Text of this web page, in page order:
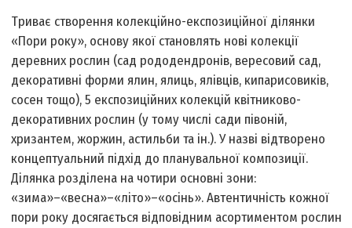
Триває створення колекційно-експозиційної ділянки
«Пори року», основу якої становлять нові колекції
деревних рослин (сад рододендронів, вересовий сад,
декоративні форми ялин, ялиць, ялівців, кипарисовиків,
сосен тощо), 5 експозиційних колекцій квітниково-
декоративних рослин (у тому числі сади півоній,
хризантем, жоржин, астильби та ін.). У назві відтворено
концептуальний підхід до планувальної композиції.
Ділянка розділена на чотири основні зони:
«зима»–«весна»–«літо»–«осінь». Автентичність кожної
пори року досягається відповідним асортиментом рослин